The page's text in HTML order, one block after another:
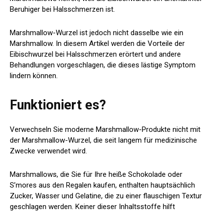
Beruhiger bei Halsschmerzen ist.
Marshmallow-Wurzel ist jedoch nicht dasselbe wie ein
Marshmallow. In diesem Artikel werden die Vorteile der
Eibischwurzel bei Halsschmerzen erörtert und andere
Behandlungen vorgeschlagen, die dieses lästige Symptom
lindern können.
Funktioniert es?
Verwechseln Sie moderne Marshmallow-Produkte nicht mit
der Marshmallow-Wurzel, die seit langem für medizinische
Zwecke verwendet wird.
Marshmallows, die Sie für Ihre heiße Schokolade oder
S’mores aus den Regalen kaufen, enthalten hauptsächlich
Zucker, Wasser und Gelatine, die zu einer flauschigen Textur
geschlagen werden. Keiner dieser Inhaltsstoffe hilft